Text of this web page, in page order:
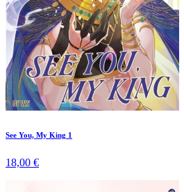
See You, My King 1
18,00 €